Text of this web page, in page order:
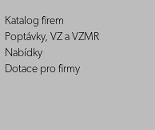
Katalog firem
Poptávky, VZ a VZMR
Nabídky
Dotace pro firmy